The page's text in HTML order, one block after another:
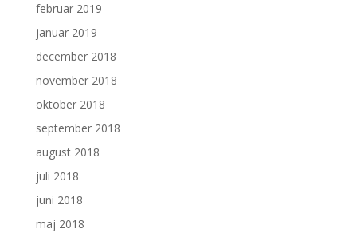
februar 2019
januar 2019
december 2018
november 2018
oktober 2018
september 2018
august 2018
juli 2018
juni 2018
maj 2018